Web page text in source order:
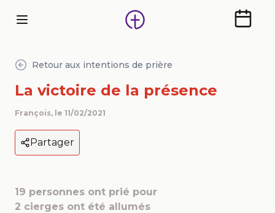
Retour aux intentions de prière
La victoire de la présence
François, le 11/02/2021
Partager
19 personnes ont prié pour
2 cierges ont été allumés